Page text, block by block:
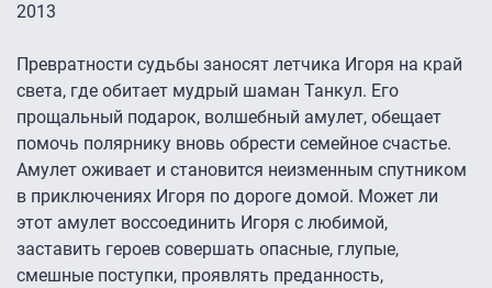
2013
Превратности судьбы заносят летчика Игоря на край
света, где обитает мудрый шаман Танкул. Его
прощальный подарок, волшебный амулет, обещает
помочь полярнику вновь обрести семейное счастье.
Амулет оживает и становится неизменным спутником
в приключениях Игоря по дороге домой. Может ли
этот амулет воссоединить Игоря с любимой,
заставить героев совершать опасные, глупые,
смешные поступки, проявлять преданность,